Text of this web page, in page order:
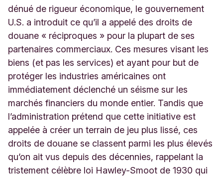
dénué de rigueur économique, le gouvernement
U.S. a introduit ce qu’il a appelé des droits de
douane « réciproques » pour la plupart de ses
partenaires commerciaux. Ces mesures visant les
biens (et pas les services) et ayant pour but de
protéger les industries américaines ont
immédiatement déclenché un séisme sur les
marchés financiers du monde entier. Tandis que
l’administration prétend que cette initiative est
appelée à créer un terrain de jeu plus lissé, ces
droits de douane se classent parmi les plus élevés
qu’on ait vus depuis des décennies, rappelant la
tristement célèbre loi Hawley-Smoot de 1930 qui